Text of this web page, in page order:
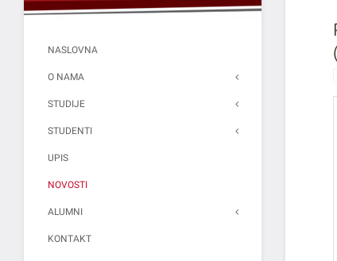
NASLOVNA
O NAMA
STUDIJE
STUDENTI
UPIS
NOVOSTI
ALUMNI
KONTAKT